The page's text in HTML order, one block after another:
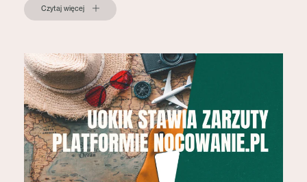
Czytaj więcej